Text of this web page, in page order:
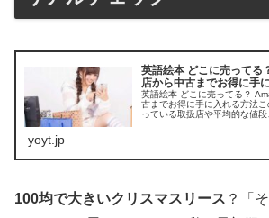
英語絵本 どこに売ってる
店から中古までお得に手
英語絵本 どこに売ってる？
古までお得に手に入れる方法
っている取扱店や平均的な値段
yoyt.jp
100均で大きいクリスマスリース ？「